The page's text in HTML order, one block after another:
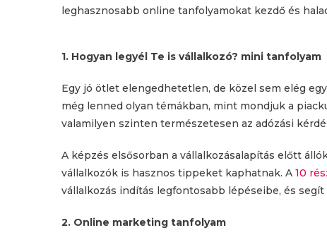
leghasznosabb online tanfolyamokat kezdő és
1. Hogyan legyél Te is vállalkozó? mini tanfolyam
Egy jó ötlet elengedhetetlen, de közel sem elég
még lenned olyan témákban, mint mondjuk a
valamilyen szinten természetesen az adózási
A képzés elsősorban a vállalkozásalapítás előtt
vállalkozók is hasznos tippeket kaphatnak. A 10
vállalkozás indítás legfontosabb lépéseibe, és
2. Online marketing tanfolyam